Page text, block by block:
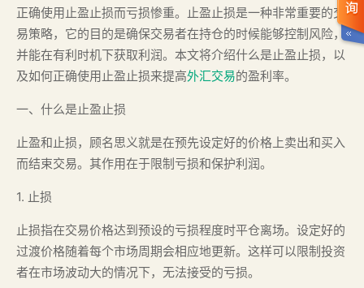
正确使用止盈止损而亏损惨重。止盈止损是一种非常重要的交
易策略，它的目的是确保交易者在持仓的时候能够控制风险，
并能在有利时机下获取利润。本文将介绍什么是止盈止损，以
及如何正确使用止盈止损来提高外汇交易的盈利率。
一、什么是止盈止损
止盈和止损，顾名思义就是在预先设定好的价格上卖出和买入
而结束交易。其作用在于限制亏损和保护利润。
1. 止损
止损指在交易价格达到预设的亏损程度时平仓离场。设定好的
过渡价格随着每个市场周期会相应地更新。这样可以限制投资
者在市场波动大的情况下，无法接受的亏损。